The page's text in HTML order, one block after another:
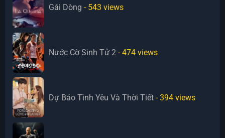
Gái Dòng - 543 views
Nước Cờ Sinh Tử 2 - 474 views
Dự Báo Tình Yêu Và Thời Tiết - 394 views